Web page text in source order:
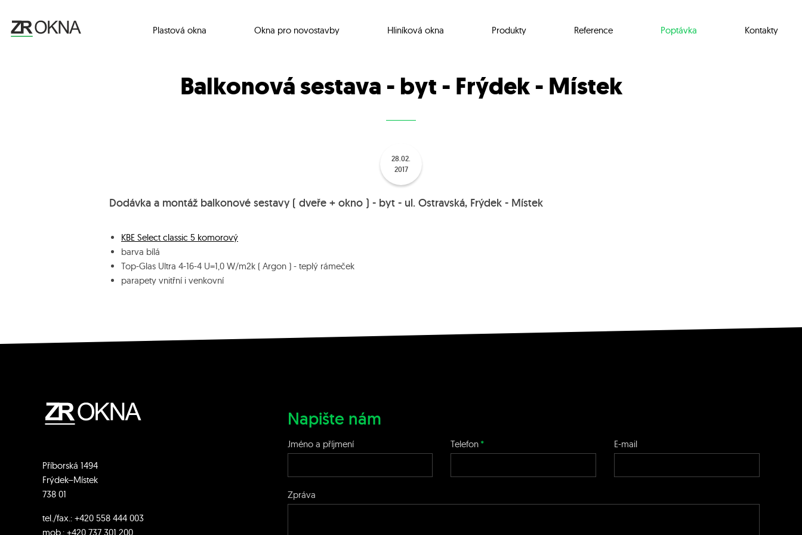
Plastová okna Okna pro novostavby Hliníková okna Produkty Reference Poptávka Kontakty
Balkonová sestava - byt - Frýdek - Místek
28.02.
2017
Dodávka a montáž balkonové sestavy ( dveře + okno ) - byt - ul. Ostravská, Frýdek - Místek
KBE Select classic 5 komorový
barva bílá
Top-Glas Ultra 4-16-4 U=1,0 W/m2k ( Argon ) - teplý rámeček
parapety vnitřní i venkovní
Příborská 1494
Frýdek–Místek
738 01
tel./fax.: +420 558 444 003
mob.: +420 737 301 200
Napište nám
Jméno a příjmení Telefon E-mail
Zpráva